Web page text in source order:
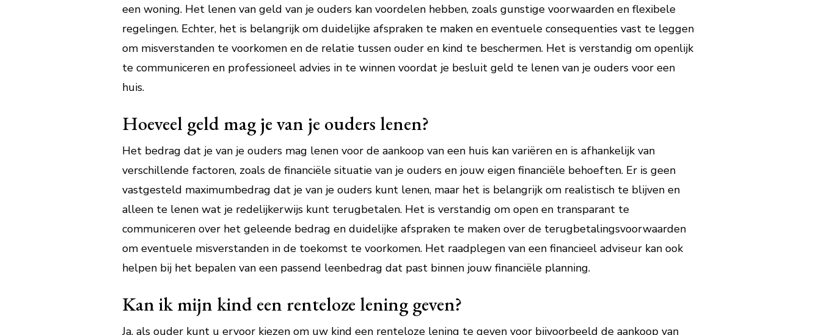
een woning. Het lenen van geld van je ouders kan voordelen hebben, zoals gunstige voorwaarden en flexibele
regelingen. Echter, het is belangrijk om duidelijke afspraken te maken en eventuele consequenties vast te leggen
om misverstanden te voorkomen en de relatie tussen ouder en kind te beschermen. Het is verstandig om openlijk
te communiceren en professioneel advies in te winnen voordat je besluit geld te lenen van je ouders voor een
huis.
Hoeveel geld mag je van je ouders lenen?
Het bedrag dat je van je ouders mag lenen voor de aankoop van een huis kan variëren en is afhankelijk van
verschillende factoren, zoals de financiële situatie van je ouders en jouw eigen financiële behoeften. Er is geen
vastgesteld maximumbedrag dat je van je ouders kunt lenen, maar het is belangrijk om realistisch te blijven en
alleen te lenen wat je redelijkerwijs kunt terugbetalen. Het is verstandig om open en transparant te
communiceren over het geleende bedrag en duidelijke afspraken te maken over de terugbetalingsvoorwaarden
om eventuele misverstanden in de toekomst te voorkomen. Het raadplegen van een financieel adviseur kan ook
helpen bij het bepalen van een passend leenbedrag dat past binnen jouw financiële planning.
Kan ik mijn kind een renteloze lening geven?
Ja, als ouder kunt u ervoor kiezen om uw kind een renteloze lening te geven voor bijvoorbeeld de aankoop van